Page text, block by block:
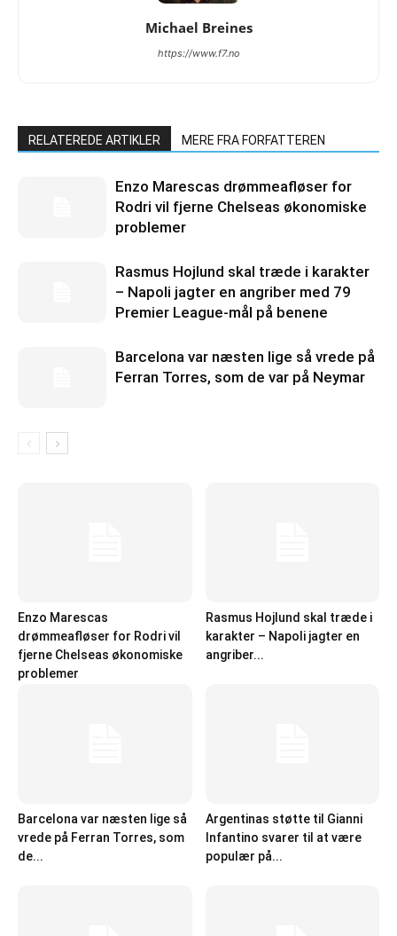
Michael Breines
https://www.f7.no
RELATEREDE ARTIKLER MERE FRA FORFATTEREN
Enzo Marescas drømmeafløser for
Rodri vil fjerne Chelseas økonomiske
problemer
Rasmus Hojlund skal træde i karakter
– Napoli jagter en angriber med 79
Premier League-mål på benene
Barcelona var næsten lige så vrede på
Ferran Torres, som de var på Neymar
Enzo Marescas
drømmeafløser for Rodri vil
fjerne Chelseas økonomiske
problemer
Rasmus Hojlund skal træde i
karakter – Napoli jagter en
angriber...
Barcelona var næsten lige så
vrede på Ferran Torres, som
de...
Argentinas støtte til Gianni
Infantino svarer til at være
populær på...